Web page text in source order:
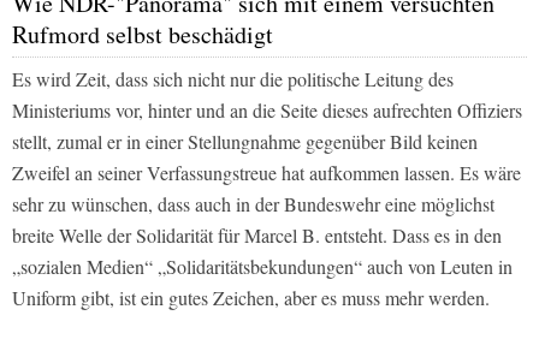
Rufmord selbst beschädigt
Es wird Zeit, dass sich nicht nur die politische Leitung des
Ministeriums vor, hinter und an die Seite dieses aufrechten Offiziers
stellt, zumal er in einer Stellungnahme gegenüberBild keinen
Zweifel an seiner Verfassungstreue hat aufkommen lassen. Es wäre
sehr zu wünschen, dass auch in der Bundeswehr eine möglichst
breite Welle der Solidarität für Marcel B. entsteht. Dass es in den
„sozialen Medien“ „Solidaritätsbekundungen“ auch von Leuten in
Uniform gibt, ist ein gutes Zeichen, aber es muss mehr werden.